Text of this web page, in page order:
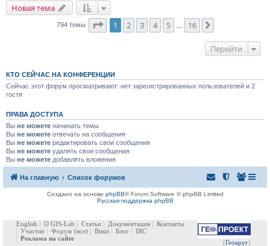
Новая тема
794 темы Страница1 из
1 2 3 4 5 16
Перейти
КТО СЕЙЧАС НА КОНФЕРЕНЦИИ
Сейчас этот форум просматривают: нет зарегистрированных пользователей и 2
гостя
ПРАВА ДОСТУПА
Вы не можете начинать темы
Вы не можете отвечать на сообщения
Вы не можете редактировать свои сообщения
Вы не можете удалять свои сообщения
Вы не можете добавлять вложения
На главную Список форумов
Создано на основе phpBB® Forum Software © phpBB Limited
Русская поддержка phpBB
(Геокруг)
English О GIS-Lab Статьи Документация
Контакты
Участие
Форум (все) Вики Блог
IRC
Реклама на сайте